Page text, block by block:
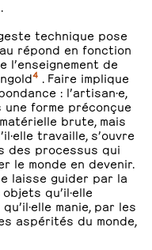
technique pose
répond en fonction
de
4
. Faire implique
: l’artisan·e,
une forme préconçue
brute, mais
travaille, s’ouvre
des processus qui
le monde en devenir.
laisse guider par la
qu’il·elle
manie, par les
aspérités du monde,